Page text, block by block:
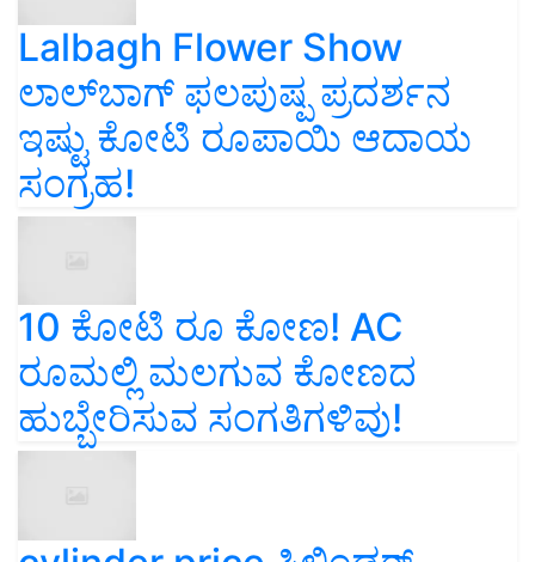
Lalbagh Flower Show
ಲಾಲ್‌ಬಾಗ್ ಫಲಪುಷ್ಪ ಪ್ರದರ್ಶನ
ಇಷ್ಟು ಕೋಟಿ ರೂಪಾಯಿ ಆದಾಯ
ಸಂಗ್ರಹ!
10 ಕೋಟಿ ರೂ ಕೋಣ! AC
ರೂಮಲ್ಲಿ ಮಲಗುವ ಕೋಣದ
ಹುಬ್ಬೇರಿಸುವ ಸಂಗತಿಗಳಿವು!